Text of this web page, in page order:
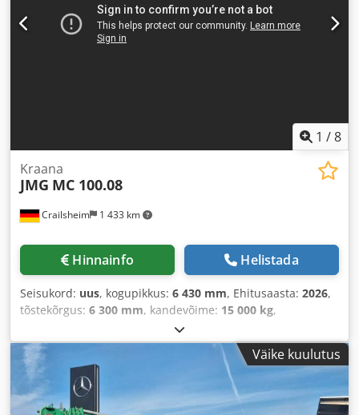
1 /8
Crailsheim 1 433 km
Kraana
JMG MC 100.08
Hinnainfo Helistada
Seisukord: uus, kogupikkus: 6 430 mm, Ehitusaasta: 2026,
tõstekõrgus: 6 300 mm, kandevõime: 15 000 kg,
Väike kuulutus